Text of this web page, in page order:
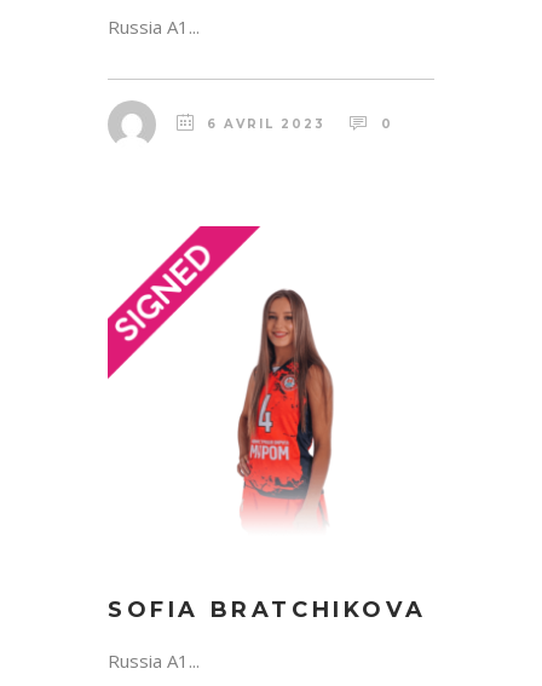
Russia A1...
6 AVRIL 2023 0
SOFIA BRATCHIKOVA
Russia A1...